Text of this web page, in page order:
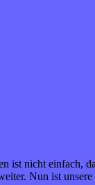
ist nicht einfach,
Nun ist